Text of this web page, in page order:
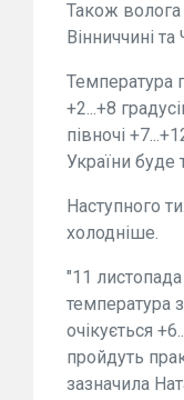
Також волога
Вінниччині
Температура
+2...+8
півночі
України буде
Наступного
холодніше.
"11 листопада
температура
очікується
пройдуть
зазначила